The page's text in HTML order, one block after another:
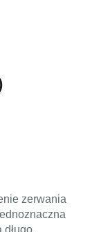
zerwania